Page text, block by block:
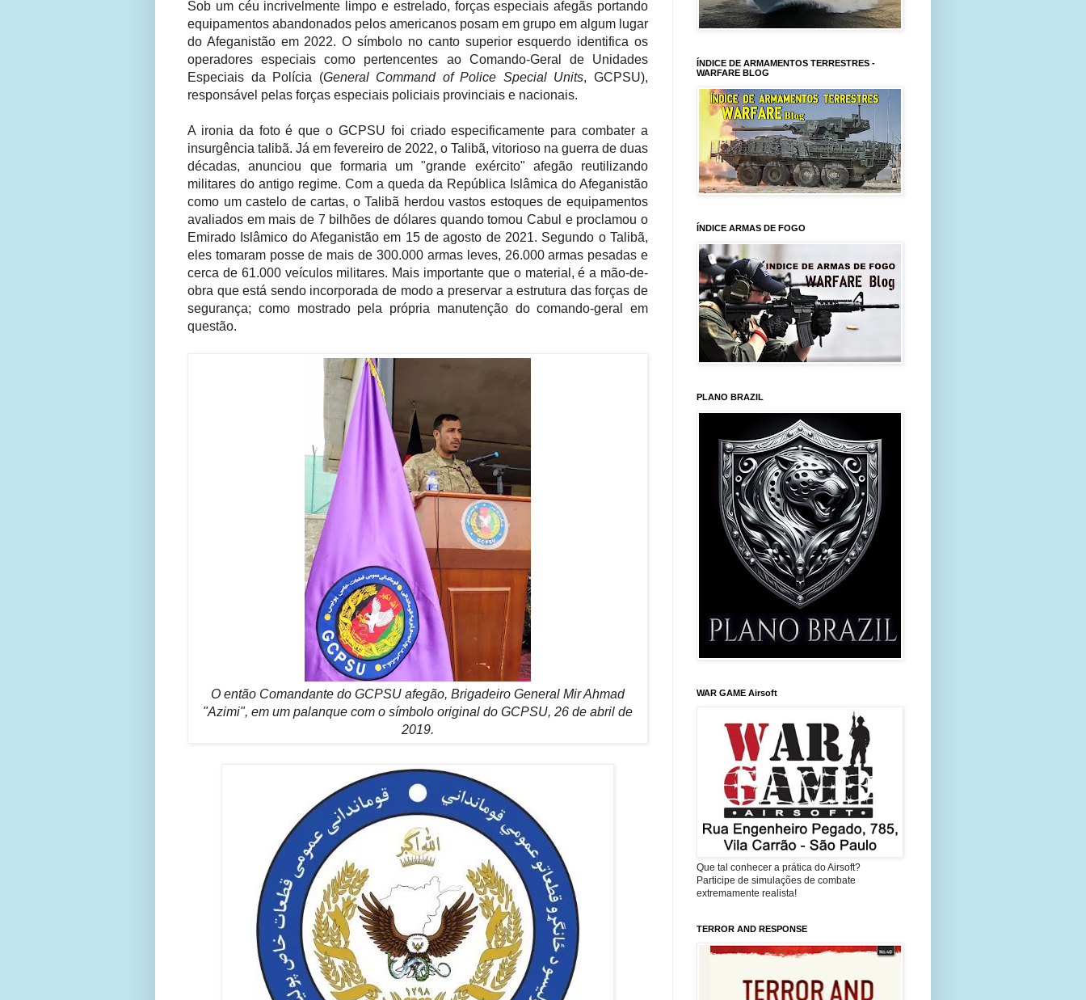
Sob um céu incrivelmente limpo e estrelado, forças especiais afegãs portando
equipamentos abandonados pelos americanos posam em grupo em algum lugar
do Afeganistão em 2022. O símbolo no canto superior esquerdo identifica os
operadores especiais como pertencentes ao Comando-Geral de Unidades
Especiais da Polícia (General Command of Police Special Units, GCPSU),
responsável pelas forças especiais policiais provinciais e nacionais.
A ironia da foto é que o GCPSU foi criado especificamente para combater a
insurgência talibã. Já em fevereiro de 2022, o Talibã, vitorioso na guerra de duas
décadas, anunciou que formaria um "grande exército" afegão reutilizando
militares do antigo regime. Com a queda da República Islâmica do Afeganistão
como um castelo de cartas, o Talibã herdou vastos estoques de equipamentos
avaliados em mais de 7 bilhões de dólares quando tomou Cabul e proclamou o
Emirado Islâmico do Afeganistão em 15 de agosto de 2021. Segundo o Talibã,
eles tomaram posse de mais de 300.000 armas leves, 26.000 armas pesadas e
cerca de 61.000 veículos militares. Mais importante que o material, é a mão-de-
obra que está sendo incorporada de modo a preservar a estrutura das forças de
segurança; como mostrado pela própria manutenção do comando-geral em
questão.
O então Comandante do GCPSU afegão, Brigadeiro General Mir Ahmad
"Azimi", em um palanque com o símbolo original do GCPSU, 26 de abril de
2019.
ÍNDICE DE ARMAMENTOS TERRESTRES -
WARFARE BLOG
ÍNDICE ARMAS DE FOGO
PLANO BRAZIL
WAR GAME Airsoft
Que tal conhecer a prática do Airsoft?
Participe de simulações de combate
extremamente realista!
TERROR AND RESPONSE